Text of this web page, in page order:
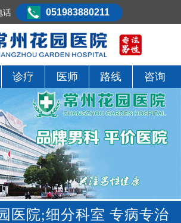
诊疗 医师 路线 咨询
医院;细分科室 专病专治
话 051983880211